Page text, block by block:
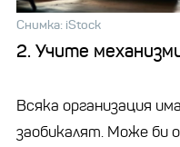
Снимка: iStock
2. Учите
Всяка организация
заобикалят. Може би